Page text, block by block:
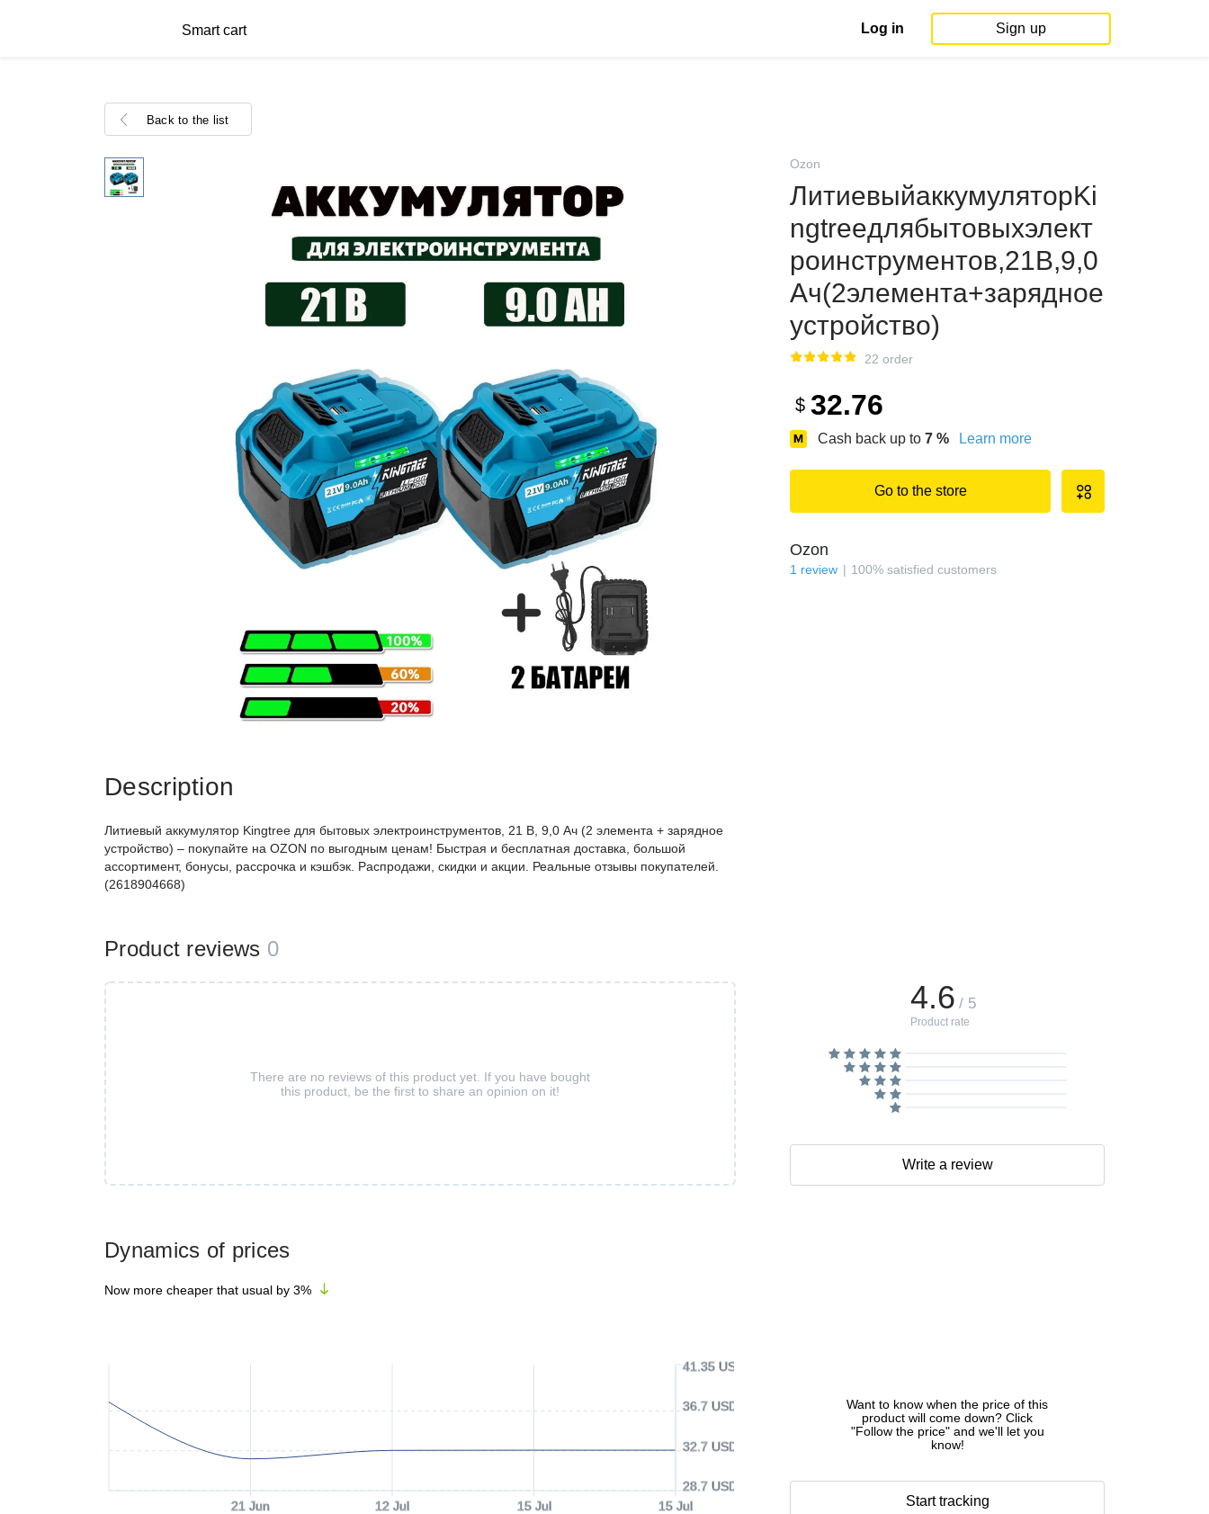
Smart cart Log in Sign up
Back to the list
Ozon
ЛитиевыйаккумуляторKi
ngtreeдлябытовыхэлект
роинструментов,21В,9,0
Ач(2элемента+зарядное
устройство)
22 order
$ 32.76
Cash back up to 7 % Learn more
Go to the store
Ozon
1 review 100% satisfied customers
Dynamics of prices
Now more cheaper that usual by 3%
21 Jun 12 Jul 15 Jul 15 Jul
28.7 USD
32.7 USD
36.7 USD
41.35 USD
Want to know when the price of this
product will come down? Click
"Follow the price" and we'll let you
know!
Start tracking
Description
Литиевый аккумулятор Kingtree для бытовых электроинструментов, 21 В, 9,0 Ач (2 элемента + зарядное
устройство) – покупайте на OZON по выгодным ценам! Быстрая и бесплатная доставка, большой
ассортимент, бонусы, рассрочка и кэшбэк. Распродажи, скидки и акции. Реальные отзывы покупателей.
(2618904668)
Product reviews 0
There are no reviews of this product yet. If you have bought
this product, be the first to share an opinion on it!
4.6 / 5
Product rate
Write a review